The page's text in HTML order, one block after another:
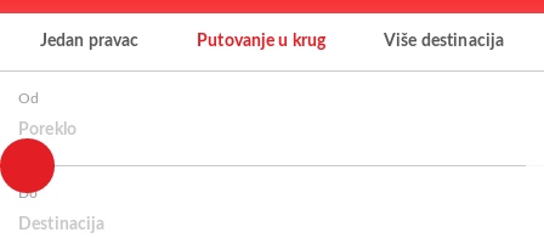
Jedan pravac Putovanje u krug Više destinacija
Od
Poreklo
Do
Destinacija